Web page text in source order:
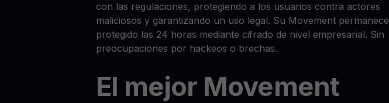
con las regulaciones, protegiendo a los usuarios contra actores
maliciosos y garantizando un uso legal. Su Movement permanece
protegido las 24 horas mediante cifrado de nivel empresarial. Sin
preocupaciones por hackeos o brechas.
El mejor Movement